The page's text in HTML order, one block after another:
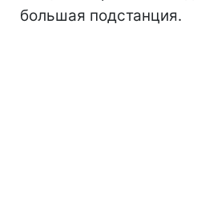
большая подстанция.